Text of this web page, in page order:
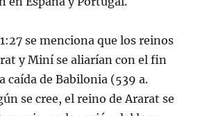
se menciona que los reinos
y Miní­ se aliarí­an con el fin
caí­da de Babilonia (539 a.
se cree, el reino de Ararat se